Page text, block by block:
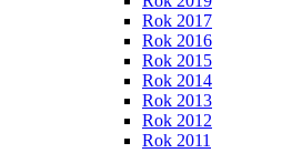
Rok 2017
Rok 2016
Rok 2015
Rok 2014
Rok 2013
Rok 2012
Rok 2011